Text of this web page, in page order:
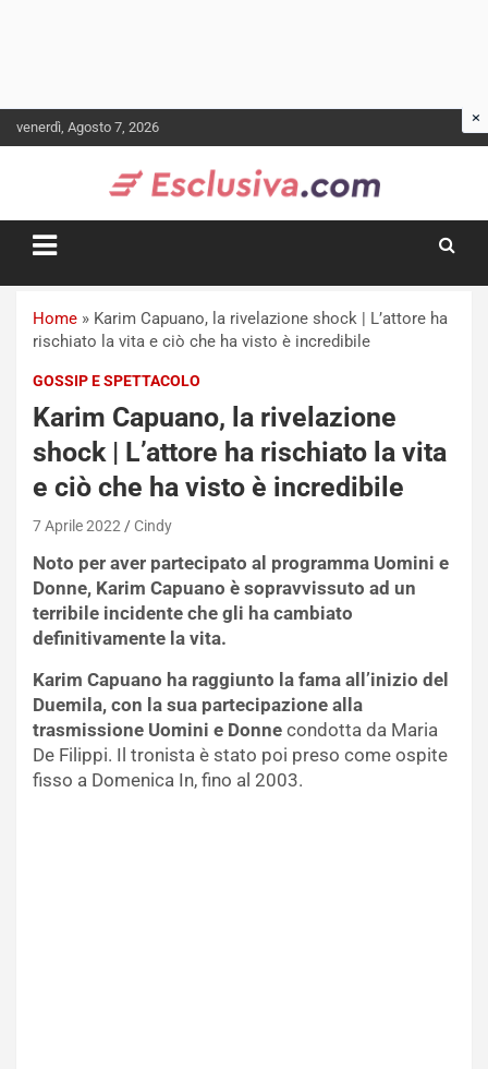
to
venerdì, Agosto 7, 2026
Home » Karim Capuano, la rivelazione shock | L’attore ha
rischiato la vita e ciò che ha visto è incredibile
GOSSIP E SPETTACOLO
Karim Capuano, la rivelazione
shock | L’attore ha rischiato la vita
e ciò che ha visto è incredibile
7 Aprile 2022 Cindy
Noto per aver partecipato al programma Uomini e
Donne, Karim Capuano è sopravvissuto ad un
terribile incidente che gli ha cambiato
definitivamente la vita.
Karim Capuano ha raggiunto la fama all’inizio del
Duemila, con la sua partecipazione alla
trasmissione Uomini e Donne condotta da Maria
De Filippi. Il tronista è stato poi preso come ospite
fisso a Domenica In, fino al 2003.